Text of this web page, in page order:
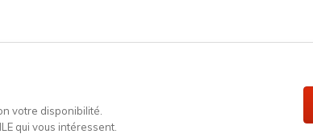
votre disponibilité.
qui vous intéressent.